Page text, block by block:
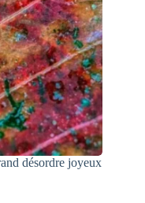
désordre joyeux